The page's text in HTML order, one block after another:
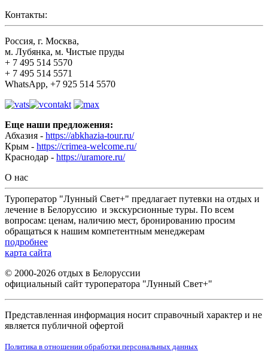
Контакты:
Россия, г. Москва,
м. Лубянка, м. Чистые пруды
+ 7 495 514 5570
+ 7 495 514 5571
WhatsApp, +7 925 514 5570
Еще наши предложения:
Абхазия - https://abkhazia-tour.ru/
Крым - https://crimea-welcome.ru/
Краснодар - https://uramore.ru/
О нас
Туроператор "Лунный Свет+" предлагает путевки на отдых и
лечение в Белоруссию и экскурсионные туры. По всем
вопросам: ценам, наличию мест, бронированию просим
обращаться к нашим компетентным менеджерам
подробнее
карта сайта
© 2000-2026 отдых в Белоруссии
официальный сайт туроператора "Лунный Свет+"
Представленная информация носит справочный характер и не
является публичной офертой
Политика в отношении обработки персональных данных